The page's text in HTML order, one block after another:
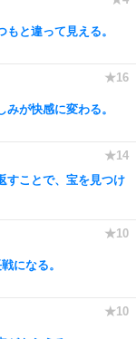
と違って見える。
が快感に変わる。
すことで、宝を見つけ
になる。